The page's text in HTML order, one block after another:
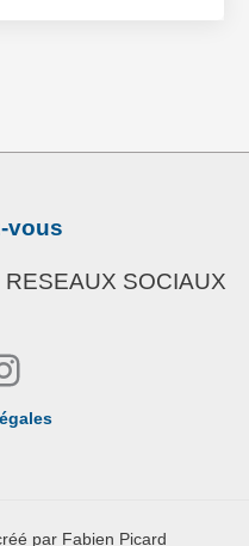
vous
SOCIAUX
par Fabien Picard